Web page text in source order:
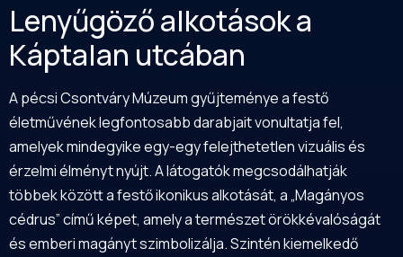
Lenyűgöző alkotások a
Káptalan utcában
A pécsi Csontváry Múzeum gyűjteménye a festő
életművének legfontosabb darabjait vonultatja fel,
amelyek mindegyike egy-egy felejthetetlen vizuális és
érzelmi élményt nyújt. A látogatók megcsodálhatják
többek között a festő ikonikus alkotását, a „Magányos
cédrus” című képet, amely a természet örökkévalóságát
és emberi magányt szimbolizálja. Szintén kiemelkedő